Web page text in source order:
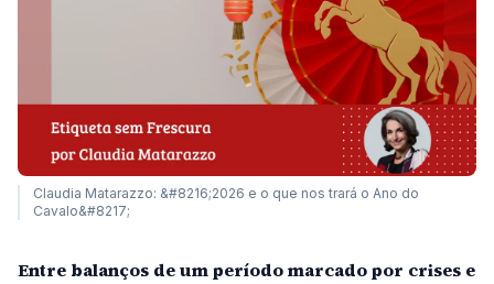
Claudia Matarazzo: &#8216;2026 e o que nos trará o Ano do
Cavalo&#8217;
Entre balanços de um período marcado por crises e